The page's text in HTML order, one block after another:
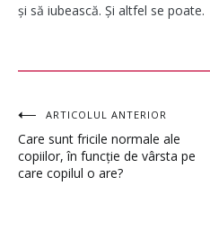
și să iubească. Și altfel se poate.
Navigare
în
articole
ARTICOLUL ANTERIOR
Care sunt fricile normale ale
copiilor, în funcție de vârsta pe
care copilul o are?